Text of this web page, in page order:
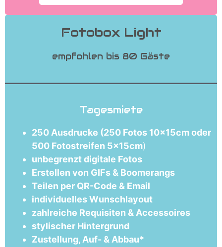
Fotobox Light
empfohlen bis 80 Gäste
Tagesmiete
250 Ausdrucke (250 Fotos 10x15cm oder
500 Fotostreifen 5x15cm)
unbegrenzt digitale Fotos
Erstellen von GIFs & Boomerangs
Teilen per QR-Code & Email
individuelles Wunschlayout
zahlreiche Requisiten & Accessoires
stylischer Hintergrund
Zustellung, Auf- & Abbau*